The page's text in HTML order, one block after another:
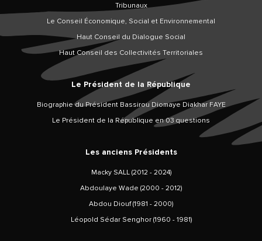
Tribunaux
Le Conseil Économique, Social et Environnemental
Haut Conseil du Dialogue Social
Haut Conseil des Collectivités Territoriales
Le Président de la République
Biographie du Président Bassirou Diomaye Diakhar FAYE
Le Président de la République en 03 questions
Les anciens Présidents
Macky SALL (2012 - 2024)
Abdoulaye Wade (2000 - 2012)
Abdou Diouf (1981 - 2000)
Léopold Sédar Senghor (1960 - 1981)